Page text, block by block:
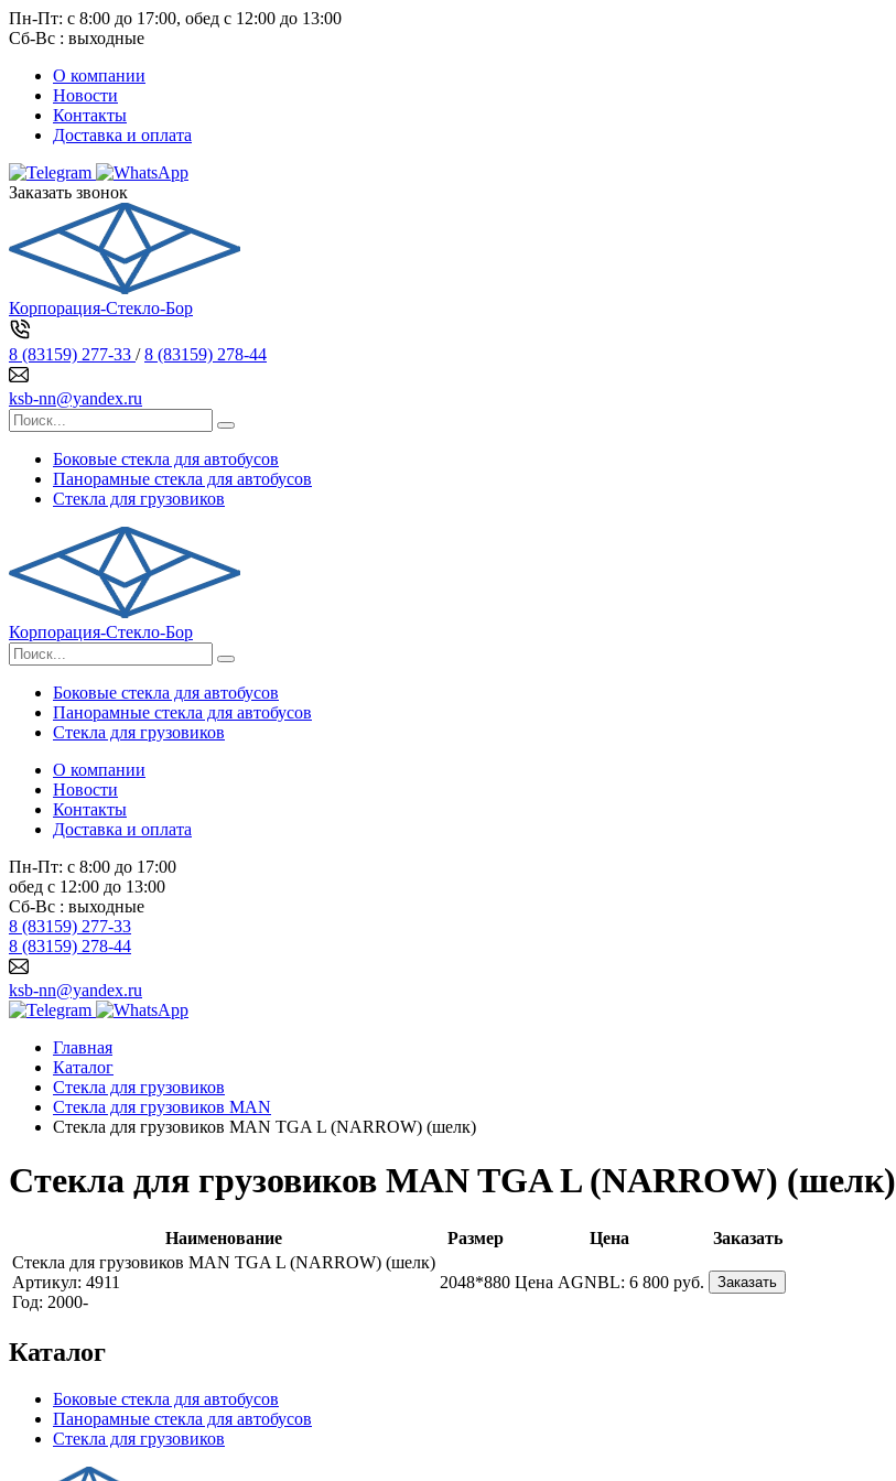
Пн-Пт: с 8:00 до 17:00, обед с 12:00 до 13:00
Сб-Вс : выходные
О компании
Новости
Контакты
Доставка и оплата
Заказать звонок
Корпорация-Стекло-Бор
8 (83159) 277-33 /8 (83159) 278-44
ksb-nn@yandex.ru
Боковые стекла для автобусов
Панорамные стекла для автобусов
Стекла для грузовиков
Корпорация-Стекло-Бор
Боковые стекла для автобусов
Панорамные стекла для автобусов
Стекла для грузовиков
О компании
Новости
Контакты
Доставка и оплата
Пн-Пт: с 8:00 до 17:00
обед с 12:00 до 13:00
Сб-Вс : выходные
8 (83159) 277-33
8 (83159) 278-44
ksb-nn@yandex.ru
Главная
Каталог
Стекла для грузовиков
Стекла для грузовиков MAN
Стекла для грузовиков MAN TGA L (NARROW) (шелк)
Стекла для грузовиков MAN TGA L (NARROW) (шелк)
Наименование Размер Цена
Заказать
Стекла для грузовиков MAN TGA L (NARROW) (шелк)
Артикул: 4911
Год: 2000-
2048*880 Цена AGNBL: 6 800 руб. Заказать
Каталог
Боковые стекла для автобусов
Панорамные стекла для автобусов
Стекла для грузовиков